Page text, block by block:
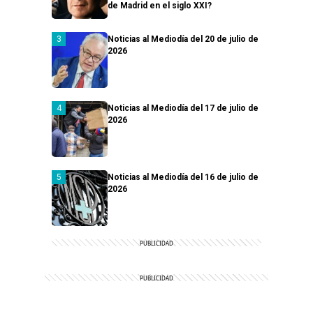
de Madrid en el siglo XXI?
Noticias al Mediodía del 20 de julio de
2026
Noticias al Mediodía del 17 de julio de
2026
Noticias al Mediodía del 16 de julio de
2026